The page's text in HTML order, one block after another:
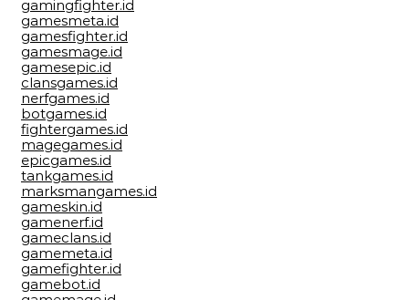
gamingfighter.id
gamesmeta.id
gamesfighter.id
gamesmage.id
gamesepic.id
clansgames.id
nerfgames.id
botgames.id
fightergames.id
magegames.id
epicgames.id
tankgames.id
marksmangames.id
gameskin.id
gamenerf.id
gameclans.id
gamemeta.id
gamefighter.id
gamebot.id